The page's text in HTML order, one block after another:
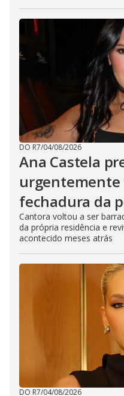
DO R7/04/08/2026
Ana Castela
urgentemente
fechadura da
Cantora voltou a ser
da própria residência e
acontecido meses atrás
DO R7/04/08/2026